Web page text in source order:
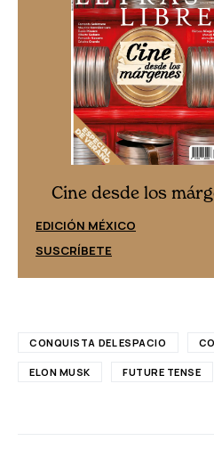
Cine desde los
EDICIÓN MÉXICO
SUSCRÍBETE
CONQUISTA DEL ESPACIO
ELON MUSK FUTURE TENSE